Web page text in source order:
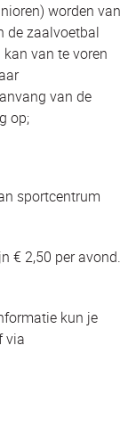
worden van
de zaalvoetbal
van te voren
van de
op;
sportcentrum
€ 2,50 per avond.
kun je
via